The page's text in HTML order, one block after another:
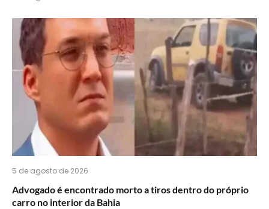
5 de agosto de 2026
Advogado é encontrado morto a tiros dentro do próprio
carro no interior da Bahia